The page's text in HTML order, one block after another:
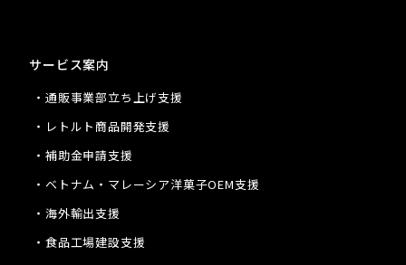
サービス案内
・通販事業部立ち上げ支援
・レトルト商品開発支援
・補助金申請支援
・ベトナム・マレーシア洋菓子OEM支援
・海外輸出支援
・食品工場建設支援